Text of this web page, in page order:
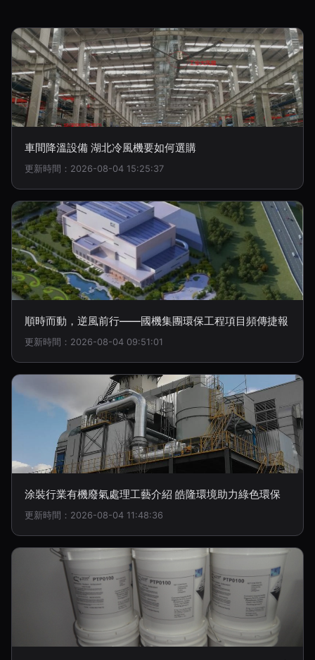
車間降溫設備 湖北冷風機要如何選購
更新時間：2026-08-04 15:25:37
順時而動，逆風前行——國機集團環保工程項目頻傳捷報
更新時間：2026-08-04 09:51:01
涂裝行業有機廢氣處理工藝介紹 皓隆環境助力綠色環保
更新時間：2026-08-04 11:48:36